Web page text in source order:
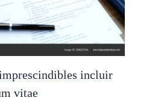
incluir
vitae